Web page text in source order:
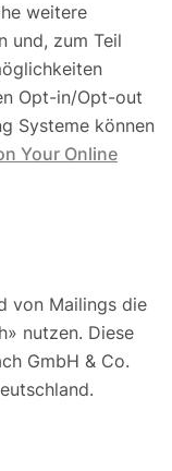
weitere
und, zum Teil
Opt-in/Opt-out
Systeme können
Your Online
von Mailings die
nutzen. Diese
GmbH & Co.